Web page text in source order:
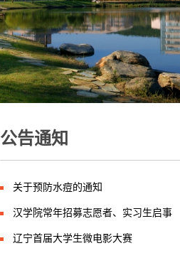
公告通知
关于预防水痘的通知
汉学院常年招募志愿者、实习生启事
辽宁首届大学生微电影大赛